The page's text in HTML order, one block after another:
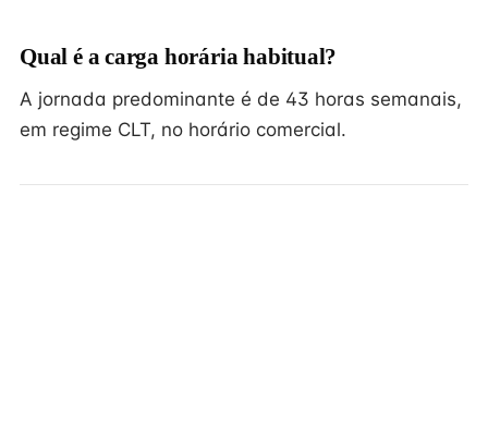
Qual é a carga horária habitual?
A jornada predominante é de 43 horas semanais,
em regime CLT, no horário comercial.